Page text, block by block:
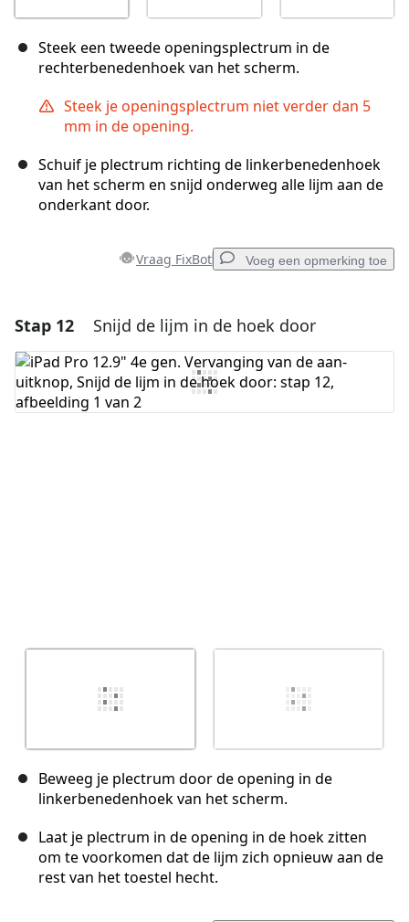
Steek een tweede openingsplectrum in de
rechterbenedenhoek van het scherm.
Steek je openingsplectrum niet verder dan 5
mm in de opening.
Schuif je plectrum richting de linkerbenedenhoek
van het scherm en snijd onderweg alle lijm aan de
onderkant door.
Vraag FixBot Voeg een opmerking toe
Voeg een opmerking toe
Voeg opmerking toe
Stap 12 Snijd de lijm in de hoek door
Beweeg je plectrum door de opening in de
linkerbenedenhoek van het scherm.
Laat je plectrum in de opening in de hoek zitten
om te voorkomen dat de lijm zich opnieuw aan de
rest van het toestel hecht.